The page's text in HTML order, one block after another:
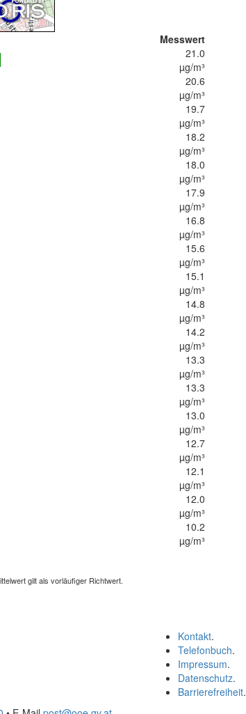
Messwert
21.0
µg/m³
20.6
µg/m³
19.7
µg/m³
18.2
µg/m³
18.0
µg/m³
17.9
µg/m³
16.8
µg/m³
15.6
µg/m³
15.1
µg/m³
14.8
µg/m³
14.2
µg/m³
13.3
µg/m³
13.3
µg/m³
13.0
µg/m³
12.7
µg/m³
12.1
µg/m³
12.0
µg/m³
10.2
µg/m³
gilt als vorläufiger Richtwert.
Kontakt.
Telefonbuch.
Impressum.
Datenschutz.
Barrierefreiheit.